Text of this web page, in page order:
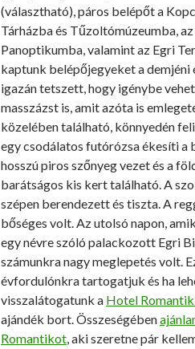
(választható), páros belépőt a
Tárházba és Tűzoltómúzeumba,
Panoptikumba, valamint az Egri
kaptunk belépőjegyeket a demjéni
igazán tetszett, hogy igénybe
masszázst is, amit azóta is
közelében található, könnyedén
egy csodálatos futórózsa ékesíti a
hosszú piros szőnyeg vezet és a
barátságos kis kert található. A
szépen berendezett és tiszta. A
bőséges volt. Az utolsó napon,
egy névre szóló palackozott Egri
számunkra nagy meglepetés volt.
évfordulónkra tartogatjuk és ha
visszalátogatunk a Hotel
ajándék bort. Összeségében
Romantikot, aki szeretne pár